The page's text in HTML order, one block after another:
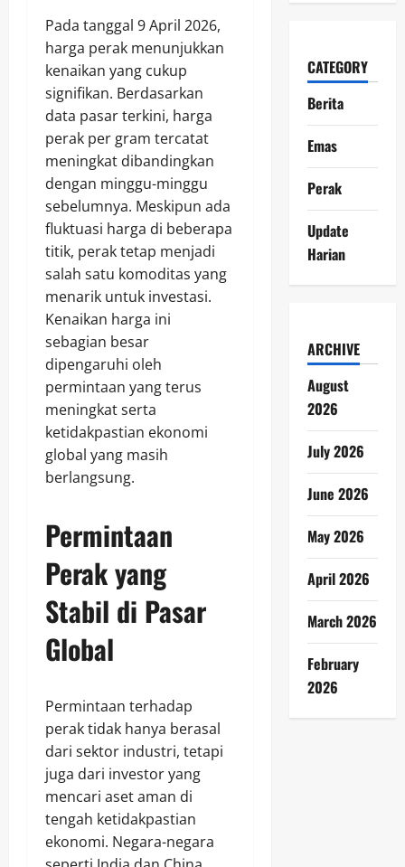
Pada tanggal 9 April 2026,
harga perak menunjukkan
kenaikan yang cukup
signifikan. Berdasarkan
data pasar terkini, harga
perak per gram tercatat
meningkat dibandingkan
dengan minggu-minggu
sebelumnya. Meskipun ada
fluktuasi harga di beberapa
titik, perak tetap menjadi
salah satu komoditas yang
menarik untuk investasi.
Kenaikan harga ini
sebagian besar
dipengaruhi oleh
permintaan yang terus
meningkat serta
ketidakpastian ekonomi
global yang masih
berlangsung.
Permintaan
Perak yang
Stabil di Pasar
Global
Permintaan terhadap
perak tidak hanya berasal
dari sektor industri, tetapi
juga dari investor yang
mencari aset aman di
tengah ketidakpastian
ekonomi. Negara-negara
CATEGORY
Berita
Emas
Perak
Update
Harian
ARCHIVE
August
2026
July 2026
June 2026
May 2026
April 2026
March 2026
February
2026